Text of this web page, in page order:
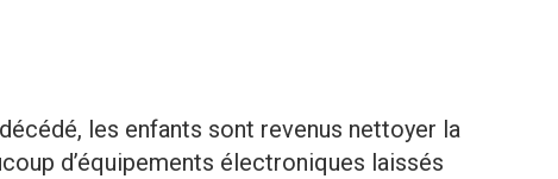
les enfants sont revenus nettoyer la
d’équipements électroniques laissés